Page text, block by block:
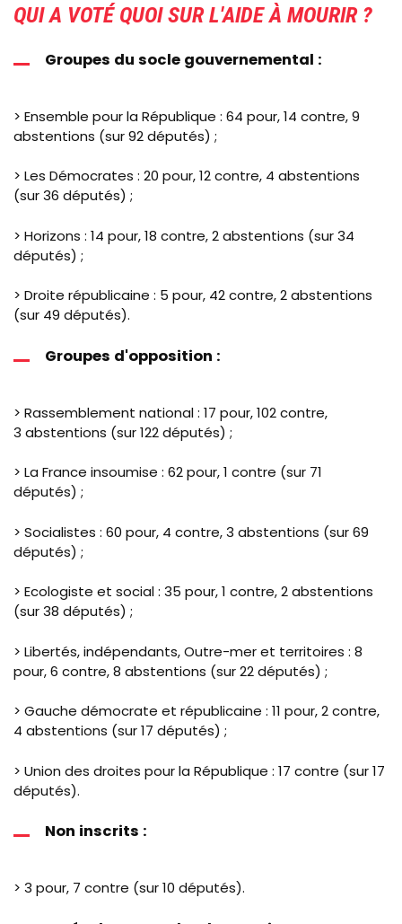
QUI A VOTÉ QUOI SUR L'AIDE À MOURIR ?
Groupes du socle gouvernemental :
> Ensemble pour la République : 64 pour, 14 contre, 9
abstentions (sur 92 députés) ;
> Les Démocrates : 20 pour, 12 contre, 4 abstentions
(sur 36 députés) ;
> Horizons : 14 pour, 18 contre, 2 abstentions (sur 34
députés) ;
> Droite républicaine : 5 pour, 42 contre, 2 abstentions
(sur 49 députés).
Groupes d'opposition :
> Rassemblement national : 17 pour, 102 contre,
3 abstentions (sur 122 députés) ;
> La France insoumise : 62 pour, 1 contre (sur 71
députés) ;
> Socialistes : 60 pour, 4 contre, 3 abstentions (sur 69
députés) ;
> Ecologiste et social : 35 pour, 1 contre, 2 abstentions
(sur 38 députés) ;
> Libertés, indépendants, Outre-mer et territoires : 8
pour, 6 contre, 8 abstentions (sur 22 députés) ;
> Gauche démocrate et républicaine : 11 pour, 2 contre,
4 abstentions (sur 17 députés) ;
> Union des droites pour la République : 17 contre (sur 17
députés).
Non inscrits :
> 3 pour, 7 contre (sur 10 députés).